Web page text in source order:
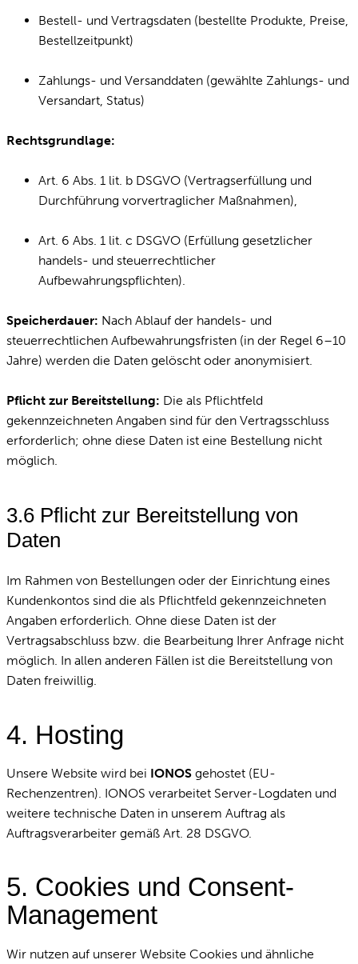
Bestell- und Vertragsdaten (bestellte Produkte, Preise,
Bestellzeitpunkt)
Zahlungs- und Versanddaten (gewählte Zahlungs- und
Versandart, Status)
Rechtsgrundlage:
Art. 6 Abs. 1 lit. b DSGVO (Vertragserfüllung und
Durchführung vorvertraglicher Maßnahmen),
Art. 6 Abs. 1 lit. c DSGVO (Erfüllung gesetzlicher
handels- und steuerrechtlicher
Aufbewahrungspflichten).
Speicherdauer: Nach Ablauf der handels- und
steuerrechtlichen Aufbewahrungsfristen (in der Regel 6–10
Jahre) werden die Daten gelöscht oder anonymisiert.
Pflicht zur Bereitstellung: Die als Pflichtfeld
gekennzeichneten Angaben sind für den Vertragsschluss
erforderlich; ohne diese Daten ist eine Bestellung nicht
möglich.
3.6 Pflicht zur Bereitstellung von
Daten
Im Rahmen von Bestellungen oder der Einrichtung eines
Kundenkontos sind die als Pflichtfeld gekennzeichneten
Angaben erforderlich. Ohne diese Daten ist der
Vertragsabschluss bzw. die Bearbeitung Ihrer Anfrage nicht
möglich. In allen anderen Fällen ist die Bereitstellung von
Daten freiwillig.
4. Hosting
Unsere Website wird bei IONOS gehostet (EU-
Rechenzentren). IONOS verarbeitet Server-Logdaten und
weitere technische Daten in unserem Auftrag als
Auftragsverarbeiter gemäß Art. 28 DSGVO.
5. Cookies und Consent-
Management
Wir nutzen auf unserer Website Cookies und ähnliche